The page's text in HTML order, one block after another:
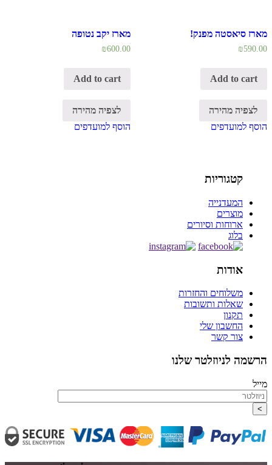
מארז סיאסטה מפנק!
₪590.00
Add to cart
לצפיה מהירה
הוסף למועדפים
מארז יקב נטופה
₪600.00
Add to cart
לצפיה מהירה
הוסף למועדפים
קטגוריות
המעדנייה
מוצרים
ארוחות וסיורים
בלוג
אודות
משלוחים והחזרות
שאלות ותשובות
תקנון
החשבון שלי
צור קשר
הרשמה לניוזלטר שלנו
מייל